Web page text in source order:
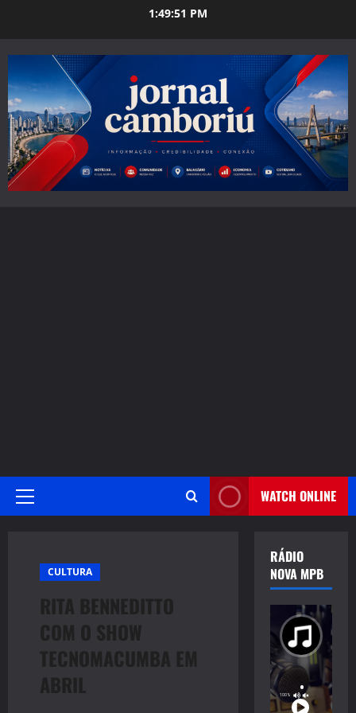
1:49:52 PM
Primary
WATCH ONLINE
CULTURA
RITA BENNEDITTO
COM O SHOW
TECNOMACUMBA EM
ABRIL
RÁDIO
NOVA MPB